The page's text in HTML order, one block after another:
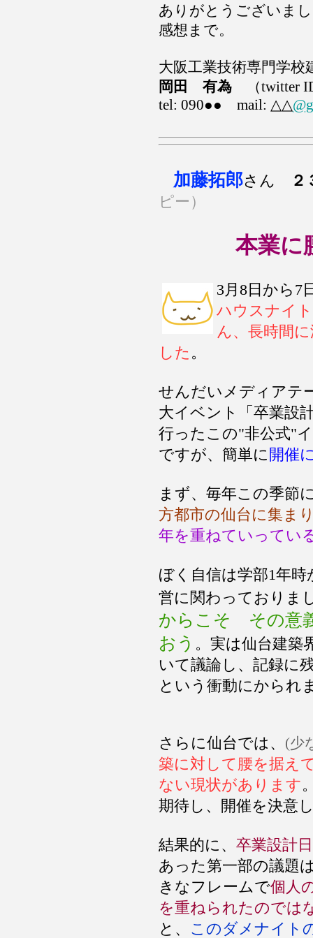
ありがとうございま
感想まで。
大阪工業技術専門学校
岡田 有為 （twitter
tel: 090●● mail: △△
加藤拓郎さん
２
ピー）
本業に
3月8日から7
ハウスナイ
ん、長時間
した 。
せんだいメディアテ
大イベント「卒業設
行ったこの"非公式"
ですが、簡単に 開催
まず、毎年この季節
方都市の仙台に集ま
年を重ねていってい
ぼく自信は学部1年
営に関わっておりま
からこそ その意
おう 。実は仙台建築
いて議論し、記録に
という衝動にかられ
さらに仙台では、 (少
築に対して腰を据え
ない現状があります
期待し、開催を決意
結果的に、 卒業設計
あった第一部の議題
きなフレームで個人
を重ねられたのでは
と、 このダメナイト